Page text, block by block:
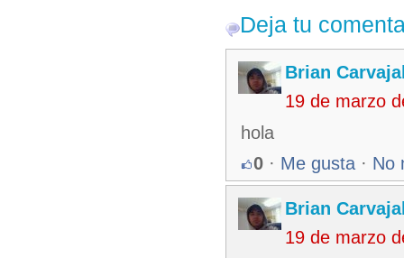
Deja tu
Brian
19 de marzo
hola
0 · Me gusta · No
Brian
19 de marzo